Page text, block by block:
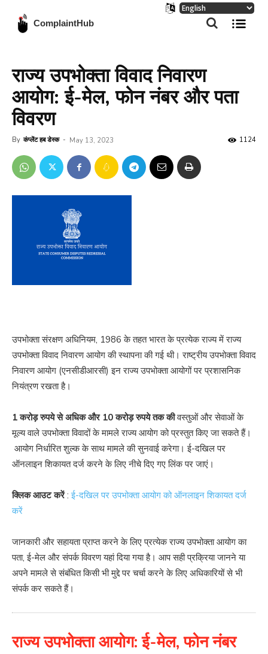
ComplaintHub
राज्य उपभोक्ता विवाद निवारण
आयोग: ई-मेल, फोन नंबर और पता
विवरण
By कंप्लेंट हब डेस्क - May 13, 2023 1124
उपभोक्ता संरक्षण अधिनियम, 1986 के तहत भारत के प्रत्येक राज्य में राज्य
उपभोक्ता विवाद निवारण आयोग की स्थापना की गई थी। राष्ट्रीय उपभोक्ता विवाद
निवारण आयोग (एनसीडीआरसी) इन राज्य उपभोक्ता आयोगों पर प्रशासनिक
नियंत्रण रखता है।
1 करोड़ रुपये से अधिक और 10 करोड़ रुपये तक कीवस्तुओं और सेवाओं के
मूल्य वाले उपभोक्ता विवादों के मामले राज्य आयोग को प्रस्तुत किए जा सकते हैं।
आयोग निर्धारित शुल्क के साथ मामले की सुनवाई करेगा। ई-दखिल पर
ऑनलाइन शिकायत दर्ज करने के लिए नीचे दिए गए लिंक पर जाएं।
क्लिक आउट करें: ई-दखिल पर उपभोक्ता आयोग को ऑनलाइन शिकायत दर्ज
करें
जानकारी और सहायता प्राप्त करने के लिए प्रत्येक राज्य उपभोक्ता आयोग का
पता, ई-मेल और संपर्क विवरण यहां दिया गया है। आप सही प्रक्रिया जानने या
अपने मामले से संबंधित किसी भी मुद्दे पर चर्चा करने के लिए अधिकारियों से भी
संपर्क कर सकते हैं।
राज्य उपभोक्ता आयोग: ई-मेल, फोन नंबर